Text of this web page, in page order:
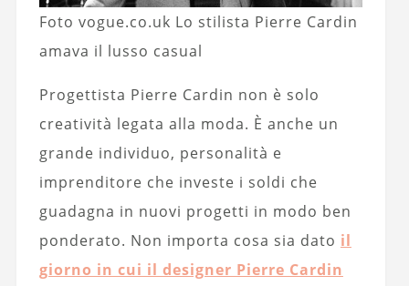
Foto vogue.co.uk Lo stilista Pierre Cardin
amava il lusso casual
Progettista Pierre Cardin non è solo
creatività legata alla moda. È anche un
grande individuo, personalità e
imprenditore che investe i soldi che
guadagna in nuovi progetti in modo ben
ponderato. Non importa cosa sia dato il
giorno in cui il designer Pierre Cardin